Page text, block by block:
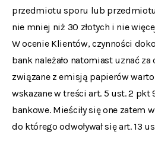
przedmiotu sporu lub
nie mniej niż 30 złotych i nie
W ocenie Klientów, czynności
bank należało natomiast uznać za
związane z emisją papierów
wskazane w treści art. 5 ust. 2 pkt
bankowe. Mieściły się one zatem
do którego odwoływał się art. 13